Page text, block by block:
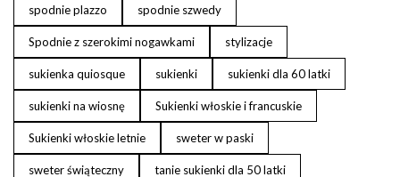
spodnie plazzo spodnie szwedy
Spodnie z szerokimi nogawkami stylizacje
sukienka quiosque sukienki sukienki dla 60 latki
sukienki na wiosnę Sukienki włoskie i francuskie
Sukienki włoskie letnie sweter w paski
sweter świąteczny tanie sukienki dla 50 latki